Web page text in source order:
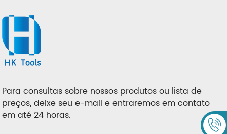
Para consultas sobre nossos produtos ou lista de
preços, deixe seu e-mail e entraremos em contato
em até 24 horas.